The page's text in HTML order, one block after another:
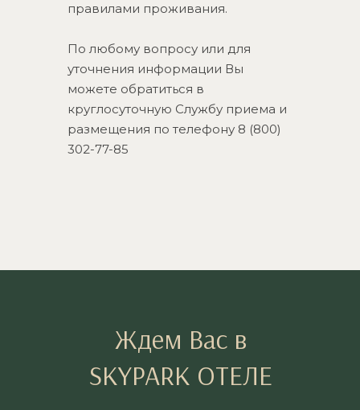
правилами проживания.
По любому вопросу или для
уточнения информации Вы
можете обратиться в
круглосуточную Службу приема и
размещения по телефону 8 (800)
302-77-85
Ждем Вас в
SKYPARK ОТЕЛЕ